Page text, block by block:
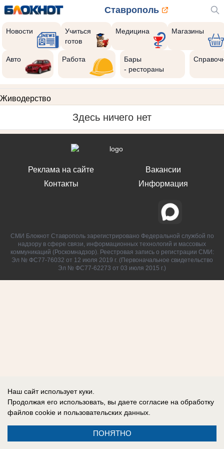
Ставрополь
Новости
Учиться
готов
Медицина Магазины
Авто Работа
Бары
- рестораны
Живодерство
Здесь ничего нет
Реклама на сайте
Контакты
Вакансии
Информация
СМИ Блокнот Ставрополь зарегистрировано Федеральной службой по
надзору в сфере связи, информационных технологий и массовых
коммуникаций (Роскомнадзор). Реестровая запись о регистрации СМИ:
Эл № ФС77-76032 от 12 июля 2019 г. (Первоначальное свидетельство
Эл № ФС77-62273 от 03 июля 2015 г.)
Наш сайт использует куки.
Продолжая его использовать, вы даете согласие на обработку
файлов cookie и пользовательских данных.
ПОНЯТНО